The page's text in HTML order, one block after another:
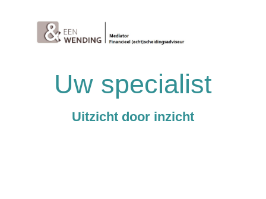
Uw specialist
Uitzicht door inzicht